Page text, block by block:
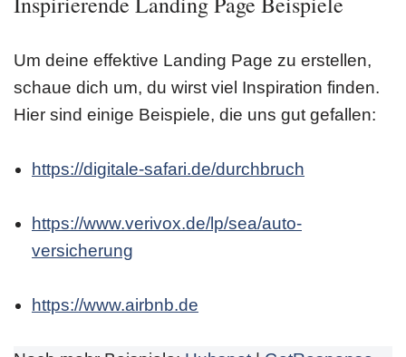
Um deine effektive Landing Page zu erstellen,
schaue dich um, du wirst viel Inspiration finden.
Hier sind einige Beispiele, die uns gut gefallen:
https://digitale-safari.de/durchbruch
https://www.verivox.de/lp/sea/auto-
versicherung
https://www.airbnb.de